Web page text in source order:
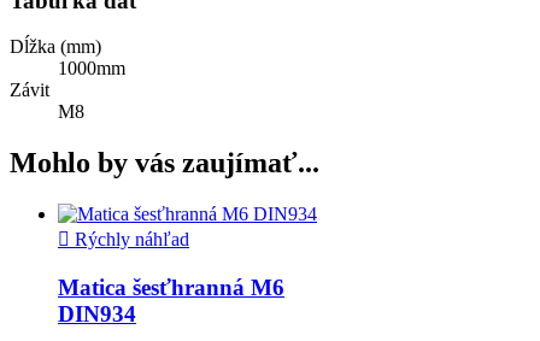
Dĺžka (mm)
1000mm
Závit
M8
Mohlo by vás zaujímať...
 Rýchly náhľad
Matica šesťhranná M6
DIN934